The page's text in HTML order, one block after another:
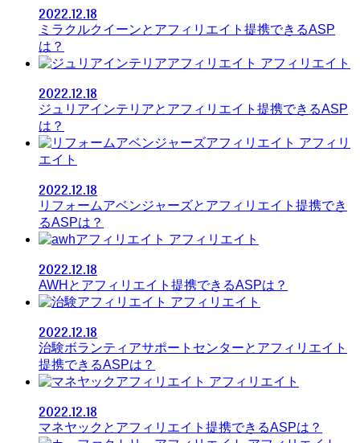
2022.12.18
ミラクルクイーンとアフィリエイト提携できるASP
は？
アフィリエイト
2022.12.18
ジュリアインテリアとアフィリエイト提携できるASP
は？
アフィリ
エイト
2022.12.18
リフォームアベンジャーズとアフィリエイト提携でき
るASPは？
アフィリエイト
2022.12.18
AWHとアフィリエイト提携できるASPは？
アフィリエイト
2022.12.18
治験ボランティアサポートセンターとアフィリエイト
提携できるASPは？
アフィリエイト
2022.12.18
マネヤックとアフィリエイト提携できるASPは？